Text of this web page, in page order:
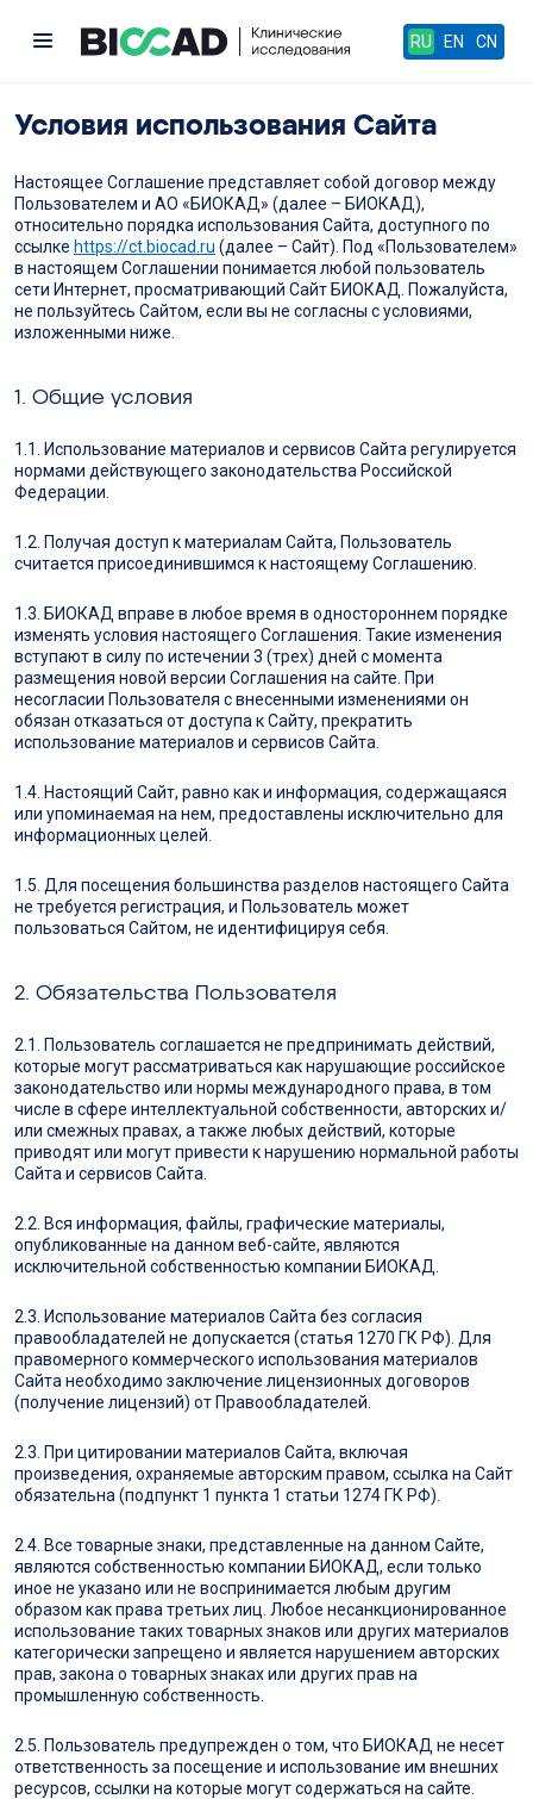
RU EN CN
Условия использования Сайта
Настоящее Соглашение представляет собой договор между
Пользователем и АО «БИОКАД» (далее – БИОКАД),
относительно порядка использования Сайта, доступного по
ссылке https://ct.biocad.ru (далее – Сайт). Под «Пользователем»
в настоящем Соглашении понимается любой пользователь
сети Интернет, просматривающий Сайт БИОКАД. Пожалуйста,
не пользуйтесь Сайтом, если вы не согласны с условиями,
изложенными ниже.
1. Общие условия
1.1. Использование материалов и сервисов Сайта регулируется
нормами действующего законодательства Российской
Федерации.
1.2. Получая доступ к материалам Сайта, Пользователь
считается присоединившимся к настоящему Соглашению.
1.3. БИОКАД вправе в любое время в одностороннем порядке
изменять условия настоящего Соглашения. Такие изменения
вступают в силу по истечении 3 (трех) дней с момента
размещения новой версии Соглашения на сайте. При
несогласии Пользователя с внесенными изменениями он
обязан отказаться от доступа к Сайту, прекратить
использование материалов и сервисов Сайта.
1.4. Настоящий Сайт, равно как и информация, содержащаяся
или упоминаемая на нем, предоставлены исключительно для
информационных целей.
1.5. Для посещения большинства разделов настоящего Сайта
не требуется регистрация, и Пользователь может
пользоваться Сайтом, не идентифицируя себя.
2. Обязательства Пользователя
2.1. Пользователь соглашается не предпринимать действий,
которые могут рассматриваться как нарушающие российское
законодательство или нормы международного права, в том
числе в сфере интеллектуальной собственности, авторских и/
или смежных правах, а также любых действий, которые
приводят или могут привести к нарушению нормальной работы
Сайта и сервисов Сайта.
2.2. Вся информация, файлы, графические материалы,
опубликованные на данном веб-сайте, являются
исключительной собственностью компании БИОКАД.
2.3. Использование материалов Сайта без согласия
правообладателей не допускается (статья 1270 ГК РФ). Для
правомерного коммерческого использования материалов
Сайта необходимо заключение лицензионных договоров
(получение лицензий) от Правообладателей.
2.3. При цитировании материалов Сайта, включая
произведения, охраняемые авторским правом, ссылка на Сайт
обязательна (подпункт 1 пункта 1 статьи 1274 ГК РФ).
2.4. Все товарные знаки, представленные на данном Сайте,
являются собственностью компании БИОКАД, если только
иное не указано или не воспринимается любым другим
образом как права третьих лиц. Любое несанкционированное
использование таких товарных знаков или других материалов
категорически запрещено и является нарушением авторских
прав, закона о товарных знаках или других прав на
промышленную собственность.
2.5. Пользователь предупрежден о том, что БИОКАД не несет
ответственность за посещение и использование им внешних
ресурсов, ссылки на которые могут содержаться на сайте.